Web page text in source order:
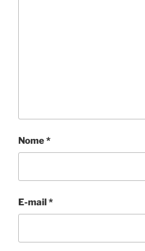
Nome*
E-mail*